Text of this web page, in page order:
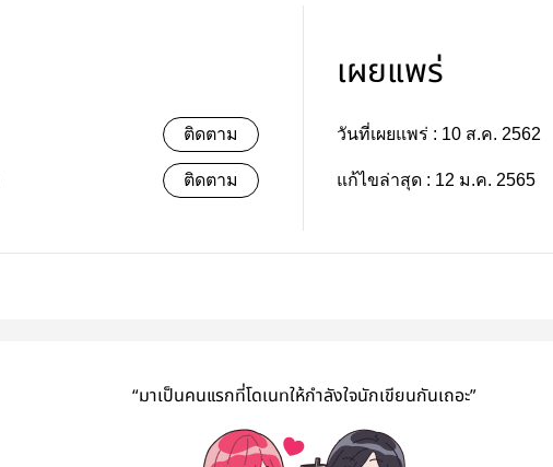
ติดตาม
ติดตาม
เผยแพร่
วันที่เผยแพร่ : 10 ส.ค. 2562
แก้ไขล่าสุด : 12 ม.ค. 2565
“มาเป็นคนแรกที่โดเนทให้กำลังใจนักเขียนกันเถอะ”